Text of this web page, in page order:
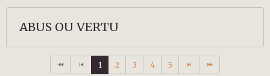
ABUS OU VERTU
1 2 3 4 5